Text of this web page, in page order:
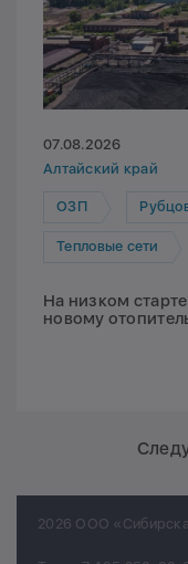
07.08.2026
Алтайский край
ОЗП
Тепловые сети
На низком
новому
2026 ООО